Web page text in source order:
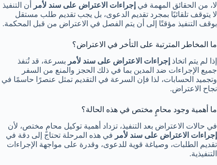
لا، من الحقائق المهمة في إجراءات الاعتراض على سند لأمر
أن التنفيذ
لا يتوقف تلقائيًا بمجرد تقديم الدعوى، بل يجب تقديم طلب مستقل
بوقف التنفيذ مؤقتًا إلى أن يتم الفصل في الاعتراض من قبل المحكمة.
ما المخاطر المترتبة على التأخر في الاعتراض؟
إذا لم يتم اتخاذ إجراءات الاعتراض على سند لأمر بسرعة، قد تُنفذ
جميع الإجراءات ضد المدين بما في ذلك الحجز والمنع من السفر
وتجميد الحسابات، لذا فإن السرعة في التقديم تمثل عنصرًا حاسمًا في
نجاح الاعتراض.
ما أهمية وجود محامٍ مختص في هذه الحالة؟
في حالات الاعتراض بعد التنفيذ، تزداد أهمية توكيل محامٍ مختص، لأن
إجراءات الاعتراض على سند لأمر في هذه المرحلة تحتاج إلى دقة في
تقديم الطلبات، وصياغة قوية للدعوى، وقدرة على مواجهة الإجراءات
التنفيذية.